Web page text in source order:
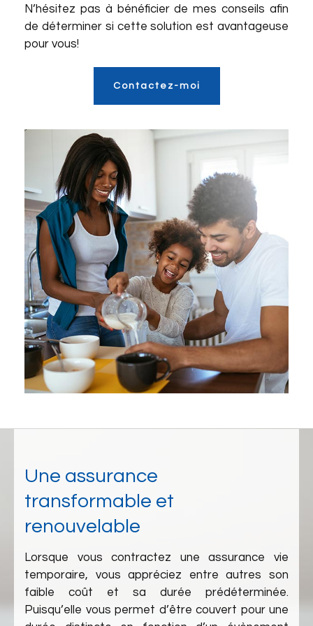
N’hésitez pas à bénéficier de mes conseils afin
de déterminer si cette solution est avantageuse
pour vous!
Contactez-moi
Une assurance
transformable et
renouvelable
Lorsque vous contractez une assurance vie
temporaire, vous appréciez entre autres son
faible coût et sa durée prédéterminée.
Puisqu’elle vous permet d’être couvert pour une